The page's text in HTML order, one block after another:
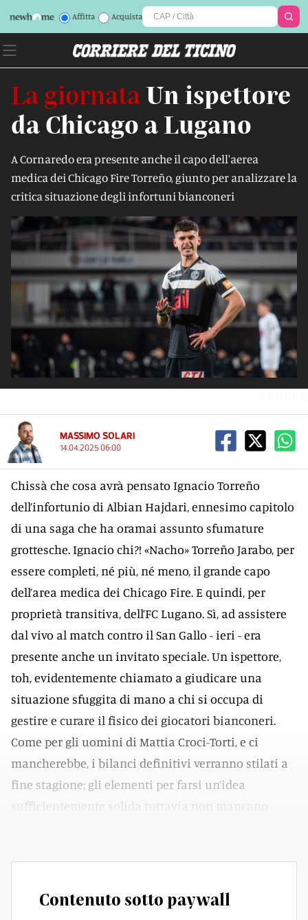
Affitta Acquista
La giornataUn ispettore
da Chicago a Lugano
A Cornaredo era presente anche il capo dell'aerea
medica dei Chicago Fire Torreño, giunto per analizzare la
critica situazione degli infortuni bianconeri
MASSIMO SOLARI
14.04.2025 06:00
Chissà che cosa avrà pensato Ignacio Torreño
dell’infortunio di Albian Hajdari, ennesimo capitolo
di una saga che ha oramai assunto sfumature
grottesche. Ignacio chi?! «Nacho» Torreño Jarabo, per
essere completi, né più, né meno, il grande capo
dell’area medica dei Chicago Fire. E quindi, per
proprietà transitiva, dell’FC Lugano. Sì, ad assistere
dal vivo al match contro il San Gallo - ieri - era
presente anche un invitato speciale. Un ispettore,
toh, evidentemente chiamato a giudicare una
situazione sfuggita di mano a chi si occupa di
gestire e curare il fisico dei giocatori bianconeri.
Come per gli uomini di Mattia Croci-Torti, e ci
mancherebbe, i bilanci definitivi verranno stilati a
fine stagione; gli elementi per farsi un’idea
sufficientemente solida tuttavia non mancano
Contenuto sotto paywall